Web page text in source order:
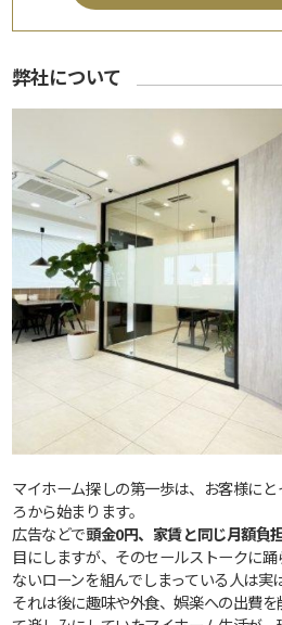
弊社について
マイホーム探しの第一歩は、お客様にと
ろから始まります。
広告などで頭金0円、家賃と同じ月額負
目にしますが、そのセールストークに
ないローンを組んでしまっている人は実
それは後に趣味や外食、娯楽への出費